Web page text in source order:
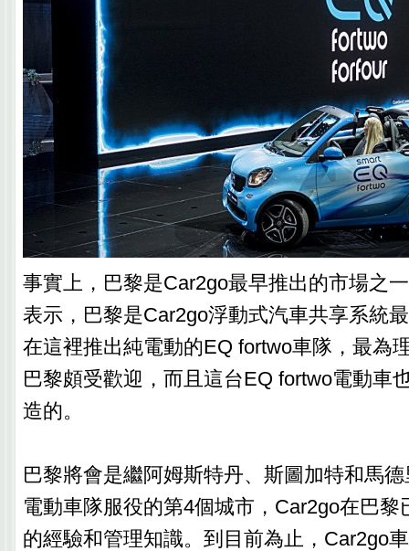
事實上，巴黎是Car2go最早推出的市場之
表示，巴黎是Car2go浮動式汽車共享系統
在這裡推出純電動的EQ fortwo車隊，最為
巴黎頗受歡迎，而且這台EQ fortwo電動車
造的。
巴黎將會是繼阿姆斯特丹、斯圖加特和馬
電動車隊服役的第4個城市，Car2go在巴黎
的經驗和管理知識。到目前為止，Car2go